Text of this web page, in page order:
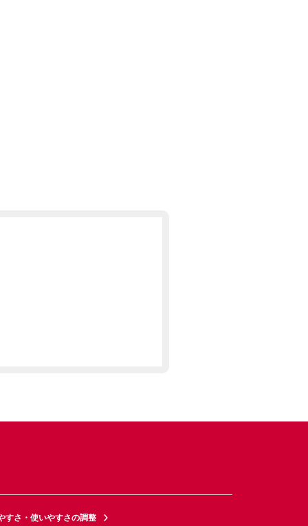
すさ・使いやすさの調整